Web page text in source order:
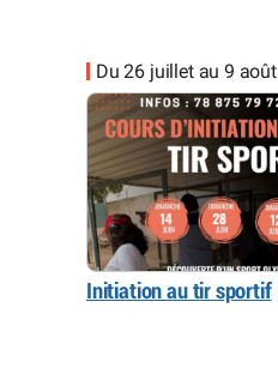
Du 26 juillet au 9 août
Initiation au tir sportif